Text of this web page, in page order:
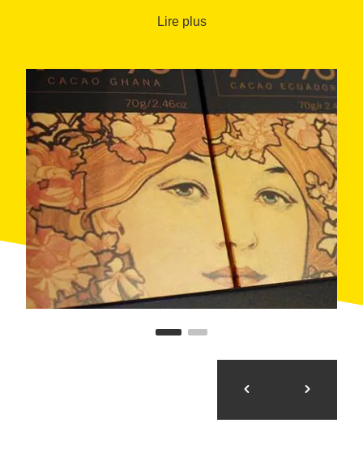
Dans la basilique nous pourrons admirer La
13ème siècle est l'un des chœurs de garçons les plus
anciens en Europe.
Ensuite nous allons vers la cave Freixenet pour
profiter d'une visite guidée de 90 minutes à travers
l'histoire de la production de cava: tradition et
innovation combinées avec la dégustation d'un verre
frais et pétillant de champagne.
Après la visite un déjeuner typique catalan nous
attend à Sant Sadurní d'Anoia. Et pour finir le repas
profitez d'une visite de l'expérience du chocolat, une
introduction éducative et délicieuse dans le monde
fascinant des artisans chocolatiers, avec une
dégustation de chocolat.
Lire plus